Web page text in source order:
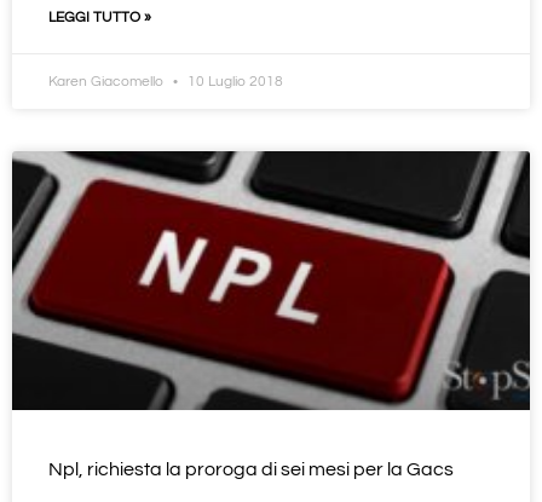
LEGGI TUTTO »
Karen Giacomello 10 Luglio 2018
Npl, richiesta la proroga di sei mesi per la Gacs